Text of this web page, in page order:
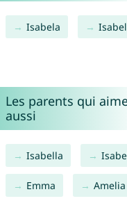
Isabela
Les parents qui
aussi
Isabella
Emma Amelia